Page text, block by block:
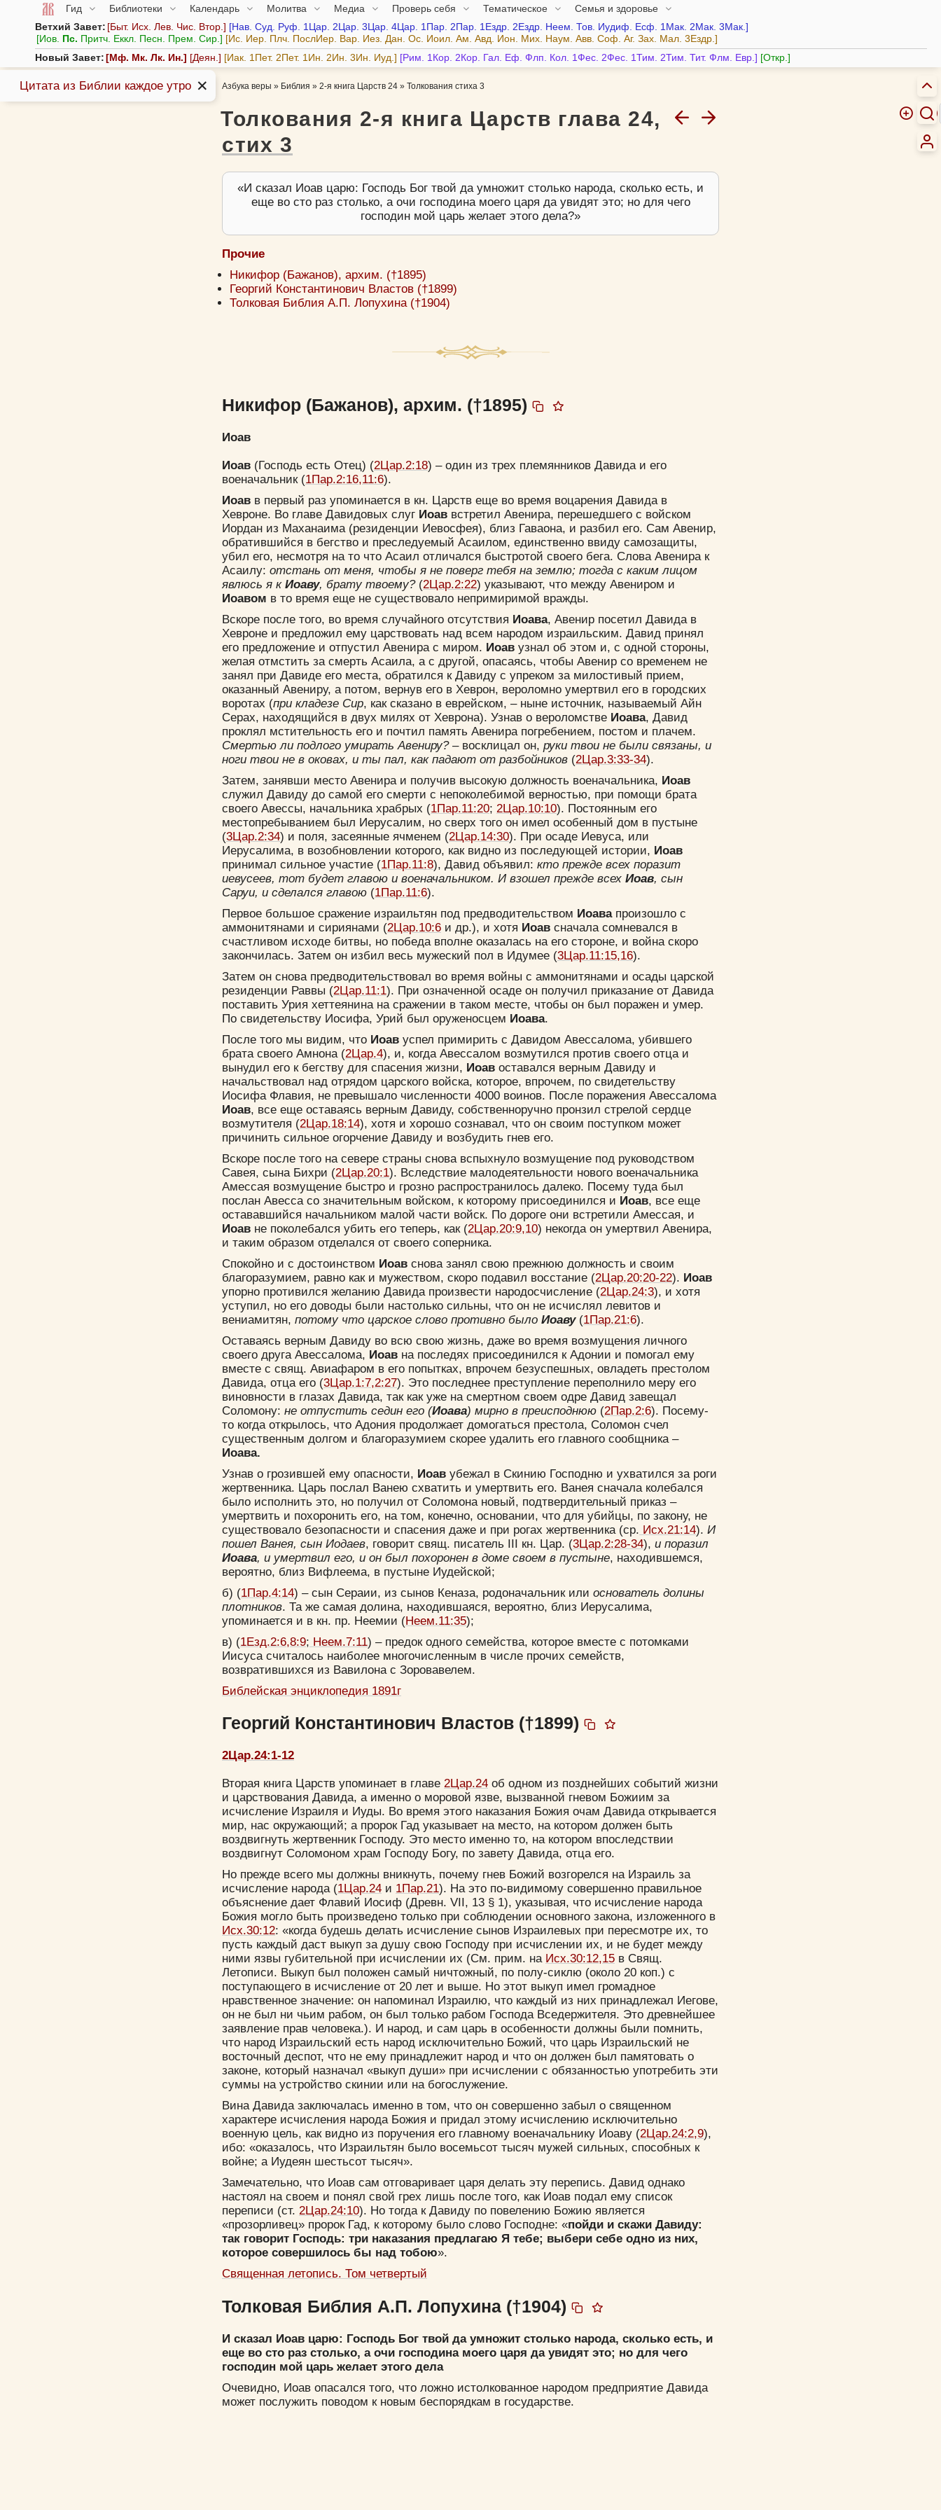
Гид Библиотеки Календарь Молитва Медиа Проверь себя Тематическое
Семья и здоровье
Ветхий Завет: Быт. Исх. Лев. Чис. Втор. Нав. Суд. Руф. 1Цар. 2Цар. 3Цар. 4Цар. 1Пар. 2Пар. 1Ездр. 2Ездр. Неем. Тов. Иудиф. Есф. 1Мак. 2Мак. 3Мак.
Иов. Пс. Притч. Еккл. Песн. Прем. Сир. Ис. Иер. Плч. ПослИер. Вар. Иез. Дан. Ос. Иоил. Ам. Авд. Ион. Мих. Наум. Авв. Соф. Аг. Зах. Мал. 3Ездр.
Новый Завет: Мф. Мк. Лк. Ин. Деян. Иак. 1Пет. 2Пет. 1Ин. 2Ин. 3Ин. Иуд. Рим. 1Кор. 2Кор. Гал. Еф. Флп. Кол. 1Фес. 2Фес. 1Тим. 2Тим. Тит. Флм. Евр. Откр.
Азбука веры » Библия » 2-я книга Царств 24 » Толкования стиха 3
Толкования 2-я книга Царств глава 24,
стих 3
И сказал Иоав царю: Господь Бог твой да умножит столько народа, сколько есть, и
еще во сто раз столько, а очи господина моего царя да увидят это; но для чего
господин мой царь желает этого дела?
Прочие
Никифор (Бажанов), архим. (†1895)
Георгий Константинович Властов (†1899)
Толковая Библия А.П. Лопухина (†1904)
Никифор (Бажанов), архим. (†1895)
Иоав
Иоав (Господь есть Отец) (2Цар.2:18) – один из трех племянников Давида и его
военачальник (1Пар.2:16,11:6).
Иоав в первый раз упоминается в кн. Царств еще во время воцарения Давида в
Хевроне. Во главе Давидовых слуг Иоав встретил Авенира, перешедшего с войском
Иордан из Маханаима (резиденции Иевосфея), близ Гаваона, и разбил его. Сам Авенир,
обратившийся в бегство и преследуемый Асаилом, единственно ввиду самозащиты,
убил его, несмотря на то что Асаил отличался быстротой своего бега. Слова Авенира к
Асаилу: отстань от меня, чтобы я не поверг тебя на землю; тогда с каким лицом
явлюсь я к Иоаву, брату твоему? (2Цар.2:22) указывают, что между Авениром и
Иоавом в то время еще не существовало непримиримой вражды.
Вскоре после того, во время случайного отсутствия Иоава, Авенир посетил Давида в
Хевроне и предложил ему царствовать над всем народом израильским. Давид принял
его предложение и отпустил Авенира с миром. Иоав узнал об этом и, с одной стороны,
желая отмстить за смерть Асаила, а с другой, опасаясь, чтобы Авенир со временем не
занял при Давиде его места, обратился к Давиду с упреком за милостивый прием,
оказанный Авениру, а потом, вернув его в Хеврон, вероломно умертвил его в городских
воротах (при кладезе Сир, как сказано в еврейском, – ныне источник, называемый Айн
Серах, находящийся в двух милях от Хеврона). Узнав о вероломстве Иоава, Давид
проклял мстительность его и почтил память Авенира погребением, постом и плачем.
Смертью ли подлого умирать Авениру?– восклицал он, руки твои не были связаны, и
ноги твои не в оковах, и ты пал, как падают от разбойников (2Цар.3:33-34).
Затем, занявши место Авенира и получив высокую должность военачальника, Иоав
служил Давиду до самой его смерти с непоколебимой верностью, при помощи брата
своего Авессы, начальника храбрых (1Пар.11:20; 2Цар.10:10). Постоянным его
местопребыванием был Иерусалим, но сверх того он имел особенный дом в пустыне
(3Цар.2:34) и поля, засеянные ячменем (2Цар.14:30). При осаде Иевуса, или
Иерусалима, в возобновлении которого, как видно из последующей истории, Иоав
принимал сильное участие (1Пар.11:8), Давид объявил: кто прежде всех поразит
иевусеев, тот будет главою и военачальником. И взошел прежде всех Иоав, сын
Саруи, и сделался главою (1Пар.11:6).
Первое большое сражение израильтян под предводительством Иоавапроизошло с
аммонитянами и сириянами (2Цар.10:6 и др.), и хотя Иоав сначала сомневался в
счастливом исходе битвы, но победа вполне оказалась на его стороне, и война скоро
закончилась. Затем он избил весь мужеский пол в Идумее (3Цар.11:15,16).
Затем он снова предводительствовал во время войны с аммонитянами и осады царской
резиденции Раввы (2Цар.11:1). При означенной осаде он получил приказание от Давида
поставить Урия хеттеянина на сражении в таком месте, чтобы он был поражен и умер.
По свидетельству Иосифа, Урий был оруженосцем Иоава.
После того мы видим, что Иоав успел примирить с Давидом Авессалома, убившего
брата своего Амнона (2Цар.4), и, когда Авессалом возмутился против своего отца и
вынудил его к бегству для спасения жизни, Иоав оставался верным Давиду и
начальствовал над отрядом царского войска, которое, впрочем, по свидетельству
Иосифа Флавия, не превышало численности 4000 воинов. После поражения Авессалома
Иоав, все еще оставаясь верным Давиду, собственноручно пронзил стрелой сердце
возмутителя (2Цар.18:14), хотя и хорошо сознавал, что он своим поступком может
причинить сильное огорчение Давиду и возбудить гнев его.
Вскоре после того на севере страны снова вспыхнуло возмущение под руководством
Савея, сына Бихри (2Цар.20:1). Вследствие малодеятельности нового военачальника
Амессая возмущение быстро и грозно распространилось далеко. Посему туда был
послан Авесса со значительным войском, к которому присоединился и Иоав, все еще
остававшийся начальником малой части войск. По дороге они встретили Амессая, и
Иоав не поколебался убить его теперь, как (2Цар.20:9,10) некогда он умертвил Авенира,
и таким образом отделался от своего соперника.
Спокойно и с достоинством Иоав снова занял свою прежнюю должность и своим
благоразумием, равно как и мужеством, скоро подавил восстание (2Цар.20:20-22). Иоав
упорно противился желанию Давида произвести народосчисление (2Цар.24:3), и хотя
уступил, но его доводы были настолько сильны, что он не исчислял левитов и
вениамитян, потому что царское слово противно было Иоаву (1Пар.21:6).
Оставаясь верным Давиду во всю свою жизнь, даже во время возмущения личного
своего друга Авессалома, Иоав на последях присоединился к Адонии и помогал ему
вместе с свящ. Авиафаром в его попытках, впрочем безуспешных, овладеть престолом
Давида, отца его (3Цар.1:7,2:27). Это последнее преступление переполнило меру его
виновности в глазах Давида, так как уже на смертном своем одре Давид завещал
Соломону: не отпустить седин его (Иоава) мирно в преисподнюю (2Пар.2:6). Посему-
то когда открылось, что Адония продолжает домогаться престола, Соломон счел
существенным долгом и благоразумием скорее удалить его главного сообщника –
Иоава.
Узнав о грозившей ему опасности, Иоав убежал в Скинию Господню и ухватился за роги
жертвенника. Царь послал Ванею схватить и умертвить его. Ванея сначала колебался
было исполнить это, но получил от Соломона новый, подтвердительный приказ –
умертвить и похоронить его, на том, конечно, основании, что для убийцы, по закону, не
существовало безопасности и спасения даже и при рогах жертвенника (ср. Исх.21:14). И
пошел Ванея, сын Иодаев, говорит свящ. писатель III кн. Цар. (3Цар.2:28-34), и поразил
Иоава, и умертвил его, и он был похоронен в доме своем в пустыне, находившемся,
вероятно, близ Вифлеема, в пустыне Иудейской;
б) (1Пар.4:14) – сын Сераии, из сынов Кеназа, родоначальник или основатель долины
плотников. Та же самая долина, находившаяся, вероятно, близ Иерусалима,
упоминается и в кн. пр. Неемии (Неем.11:35);
в) (1Езд.2:6,8:9; Неем.7:11) – предок одного семейства, которое вместе с потомками
Иисуса считалось наиболее многочисленным в числе прочих семейств,
возвратившихся из Вавилона с Зоровавелем.
Библейская энциклопедия 1891г
Георгий Константинович Властов (†1899)
2Цар.24:1-12
Вторая книга Царств упоминает в главе 2Цар.24 об одном из позднейших событий жизни
и царствования Давида, а именно о моровой язве, вызванной гневом Божиим за
исчисление Израиля и Иуды. Во время этого наказания Божия очам Давида открывается
мир, нас окружающий; а пророк Гад указывает на место, на котором должен быть
воздвигнуть жертвенник Господу. Это место именно то, на котором впоследствии
воздвигнут Соломоном храм Господу Богу, по завету Давида, отца его.
Но прежде всего мы должны вникнуть, почему гнев Божий возгорелся на Израиль за
исчисление народа (1Цар.24 и 1Пар.21). На это по-видимому совершенно правильное
объяснение дает Флавий Иосиф (Древн. VII, 13 § 1), указывая, что исчисление народа
Божия могло быть произведено только при соблюдении основного закона, изложенного в
Исх.30:12: «когда будешь делать исчисление сынов Израилевых при пересмотре их, то
пусть каждый даст выкуп за душу свою Господу при исчислении их, и не будет между
ними язвы губительной при исчислении их (См. прим. на Исх.30:12,15 в Свящ.
Летописи. Выкуп был положен самый ничтожный, по полу-сиклю (около 20 коп.) с
поступающего в исчисление от 20 лет и выше. Но этот выкуп имел громадное
нравственное значение: он напоминал Израилю, что каждый из них принадлежал Иегове,
он не был ни чьим рабом, он был только рабом Господа Вседержителя. Это древнейшее
заявление прав человека.). И народ, и сам царь в особенности должны были помнить,
что народ Израильский есть народ исключительно Божий, что царь Израильский не
восточный деспот, что не ему принадлежит народ и что он должен был памятовать о
законе, который назначал «выкуп души» при исчислении с обязанностью употребить эти
суммы на устройство скинии или на богослужение.
Вина Давида заключалась именно в том, что он совершенно забыл о священном
характере исчисления народа Божия и придал этому исчислению исключительно
военную цель, как видно из поручения его главному военачальнику Иоаву (2Цар.24:2,9),
ибо: «оказалось, что Израильтян было восемьсот тысяч мужей сильных, способных к
войне; а Иудеян шестьсот тысяч».
Замечательно, что Иоав сам отговаривает царя делать эту перепись. Давид однако
настоял на своем и понял свой грех лишь после того, как Иоав подал ему список
переписи (ст. 2Цар.24:10). Но тогда к Давиду по повелению Божию является
«прозорливец» пророк Гад, к которому было слово Господне: «пойди и скажи Давиду:
так говорит Господь: три наказания предлагаю Я тебе; выбери себе одно из них,
которое совершилось бы над тобою».
Священная летопись. Том четвертый
Толковая Библия А.П. Лопухина (†1904)
И сказал Иоав царю: Господь Бог твой да умножит столько народа, сколько есть, и
еще во сто раз столько, а очи господина моего царя да увидят это; но для чего
господин мой царь желает этого дела
Очевидно, Иоав опасался того, что ложно истолкованное народом предприятие Давида
может послужить поводом к новым беспорядкам в государстве.
Прятать Компактная
Хорошо
Да
Нет
Вход
Регистрация
Цвет:
Удалить Сохранить
Цитата из Библии каждое утро ✕